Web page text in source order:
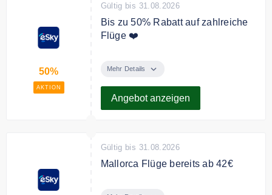
50%
AKTION
Gültig bis 31.08.2026
Bis zu 50% Rabatt auf zahlreiche
Flüge ❤️
eSky und sparen Sie bis zu 50%
Mehr Details
Angebot anzeigen
Gültig bis 31.08.2026
Mallorca Flüge bereits ab 42€